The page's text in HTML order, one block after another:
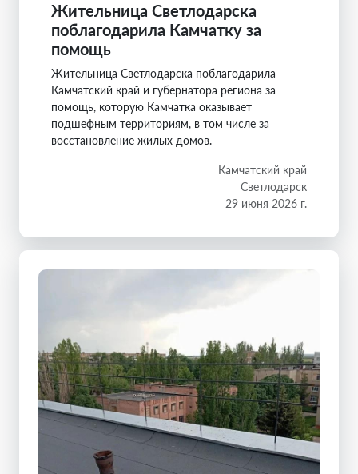
Жительница Светлодарска
поблагодарила Камчатку за
помощь
Жительница Светлодарска поблагодарила
Камчатский край и губернатора региона за
помощь, которую Камчатка оказывает
подшефным территориям, в том числе за
восстановление жилых домов.
Камчатский край
Светлодарск
29 июня 2026 г.